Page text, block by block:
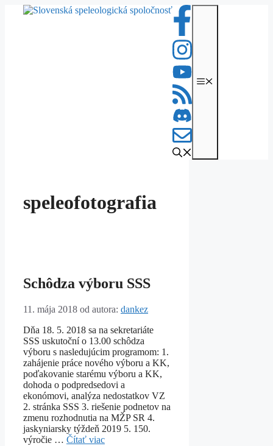
Preskočiť
Menu
speleofotografia
Schôdza výboru SSS
11. mája 2018 od autora: dankez
Dňa 18. 5. 2018 sa na sekretariáte
SSS uskutoční o 13.00 schôdza
výboru s nasledujúcim programom: 1.
zahájenie práce nového výboru a KK,
poďakovanie starému výboru a KK,
dohoda o podpredsedovi a
ekonómovi, analýza nedostatkov VZ
2. stránka SSS 3. riešenie podnetov na
zmenu rozhodnutia na MŽP SR 4.
jaskyniarsky týždeň 2019 5. 150.
výročie … Čítať viac